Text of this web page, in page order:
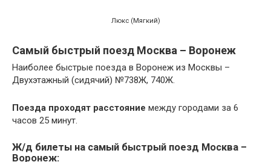
Люкс (Мягкий)
Самый быстрый поезд Москва – Воронеж
Наиболее быстрые поезда в Воронеж из Москвы –
Двухэтажный (сидячий) №738Ж, 740Ж.
Поезда проходят расстояние между городами за 6
часов 25 минут.
Ж/д билеты на самый быстрый поезд Москва –
Воронеж: